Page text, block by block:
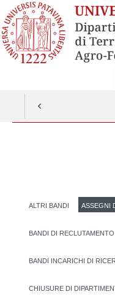
ALTRI BANDI ASSEGNI
BANDI DI
BANDI INCARICHI DI
CHIUSURE DI